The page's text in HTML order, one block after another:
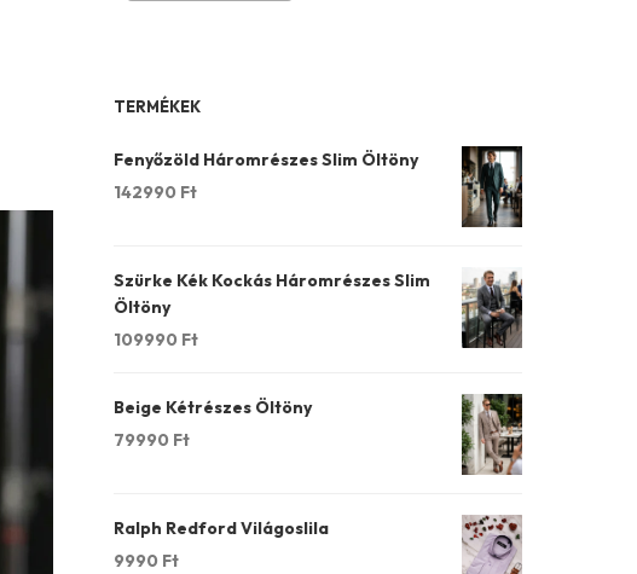
TERMÉKEK
Fenyőzöld Háromrészes Slim Öltöny
142990 Ft
Szürke Kék Kockás Háromrészes Slim
Öltöny
109990 Ft
Beige Kétrészes Öltöny
79990 Ft
Ralph Redford Világoslila
9990 Ft